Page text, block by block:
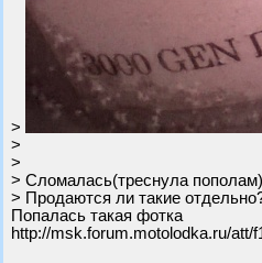
>
>
>
> Сломалась(треснула
> Продаются ли такие
Попалась такая фотка
http://msk.forum.motolodka.ru/